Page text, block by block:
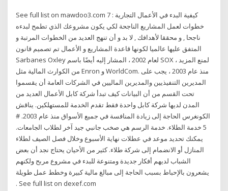
See full list on mawdoo3.com كيفية البدء في الأعمال التجارية : 7
خطوات لعمل المشاريع الناجحة لكي يكون مشروعك الذي تطمح لبدءه
ناجحا , و محققا لأهدافك , لا بد و أن تنهج العديد من الخطوات المرتبة و
المتفق عليها عالميا لكونها قاعدة المشاريع و الأعمال تم تصميم قانون
Sarbanes Oxley لعام 2002 ، المشار إليه أيضًا باسم SOX ، لمنع المزيد
من الكوارث المالية مثل Enron و WorldCom. منذ عام 2003 ، يجب على
المديرين التنفيذيين والمديرين الماليين في الشركات العامة أن يقسموا
تحت القسم من أن البيانات كيف تبدأ شركة كابل الأعمال العديد من
المدن لديها شركة كابل واحدة فقط تقدم الخدمة للمستهلكين. يناقش
الكونغرس الحاجة إلى زيادة المنافسة في جميع الأسواق منذ عام 2003. #
5 خدمة الطلاء. خدمة الرسم هي صخب جانبي جيد آخر لطلاب الجامعات.
يمكنك تحديد موعد في عطلات نهاية الأسبوع وخلال فصل الصيف لطلاء
المنازل أو الانضمام إلى شركة طلاء. كثير من الأحيان يحتاج نجد أن بعض
الشباب لديهم أفكار جديدة ومتنوعة للبدء في مشروع مربح ولكنهم
يشعرون بالإحباط بسبب الحاجة إلى مبالغ مالية كبيرة وخطط عمل طويلة
. See full list on dexef.com